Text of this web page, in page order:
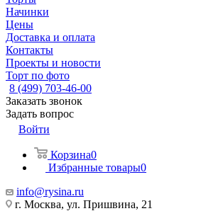
Начинки
Цены
Доставка и оплата
Контакты
Проекты и новости
Торт по фото
8 (499) 703-46-00
Заказать звонок
Задать вопрос
Войти
Корзина0
Избранные товары0
info@rysina.ru
г. Москва, ул. Пришвина, 21